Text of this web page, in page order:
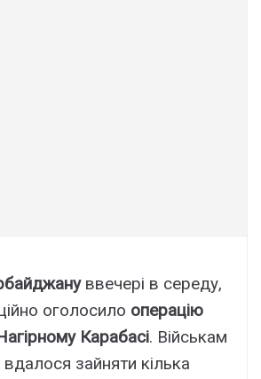
ввечері в середу,
оголосило операцію
Карабасі. Військам
зайняти кілька